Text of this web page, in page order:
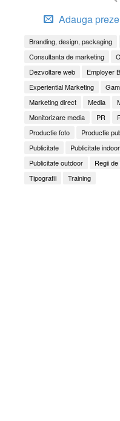
Adauga
Branding, design, packaging
Consultanta de marketing
Dezvoltare web
Employer
Experiential Marketing
Marketing direct
Media
Monitorizare media
PR
Productie foto
Productie
Publicitate
Publicitate indoor
Publicitate outdoor
Regii
Tipografii
Training